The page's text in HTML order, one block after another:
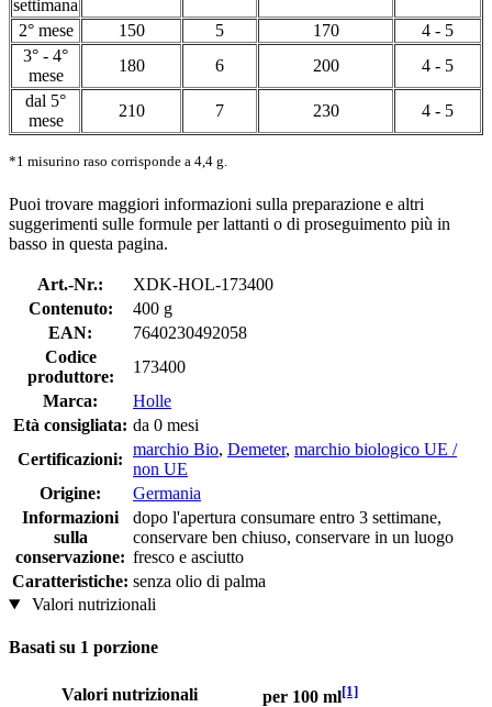
settimana
2° mese
150 5 170
4 - 5
3° - 4°
mese
180 6 200
4 - 5
dal 5°
mese
210 7 230 4 - 5
*1 misurino raso corrisponde a 4,4 g.
Puoi trovare maggiori informazioni sulla preparazione e altri
suggerimenti sulle formule per lattanti o di proseguimento più in
basso in questa pagina.
Art.-Nr.:
XDK-HOL-173400
Contenuto:
400 g
EAN:
7640230492058
Codice
produttore:
173400
Marca:
Holle
Età consigliata: da 0 mesi
Certificazioni:
marchio Bio, Demeter, marchio biologico UE /
non UE
Origine:
Germania
Informazioni
sulla
conservazione:
dopo l'apertura consumare entro 3 settimane,
conservare ben chiuso, conservare in un luogo
fresco e asciutto
Caratteristiche: senza olio di palma
Valori nutrizionali
Basati su 1 porzione
Valori nutrizionali per 100 ml[1]